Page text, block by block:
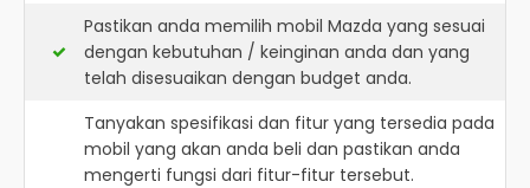
Pastikan anda memilih mobil Mazda yang sesuai
dengan kebutuhan / keinginan anda dan yang
telah disesuaikan dengan budget anda.
Tanyakan spesifikasi dan fitur yang tersedia pada
mobil yang akan anda beli dan pastikan anda
mengerti fungsi dari fitur-fitur tersebut.